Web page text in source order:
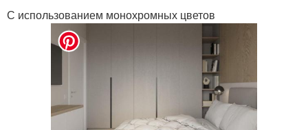
С использованием монохромных цветов